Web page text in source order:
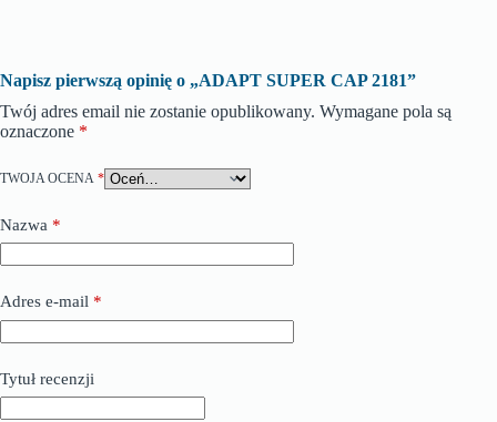
Napisz pierwszą opinię o „ADAPT SUPER CAP 2181”
Twój adres email nie zostanie opublikowany. Wymagane pola są
oznaczone *
TWOJA OCENA *
Nazwa *
Adres e-mail *
Tytuł recenzji